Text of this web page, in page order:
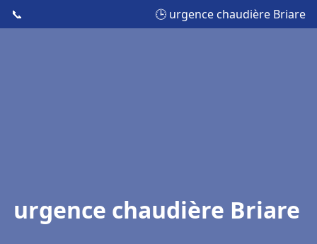
📞 🕒 urgence chaudière Briare
urgence chaudière Briare